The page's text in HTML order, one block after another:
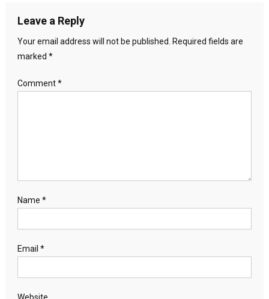
Leave a Reply
Your email address will not be published.
Required fields are
marked *
Comment*
Name *
Email *